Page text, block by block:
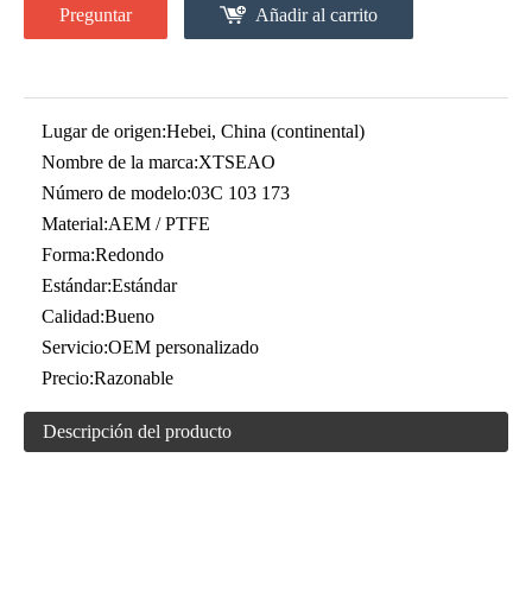
Preguntar Añadir al carrito
Lugar de origen:Hebei, China (continental)
Nombre de la marca:XTSEAO
Número de modelo:03C 103 173
Material:AEM / PTFE
Forma:Redondo
Estándar:Estándar
Calidad:Bueno
Servicio:OEM personalizado
Precio:Razonable
Descripción del producto